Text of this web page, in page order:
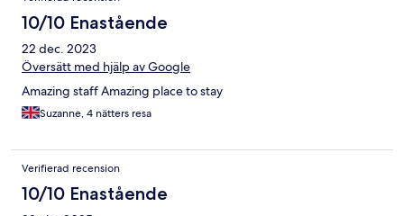
10/10 Enastående
22 dec. 2023
Översätt med hjälp av Google
Amazing staff Amazing place to stay
Suzanne, 4 nätters resa
Verifierad recension
10/10 Enastående